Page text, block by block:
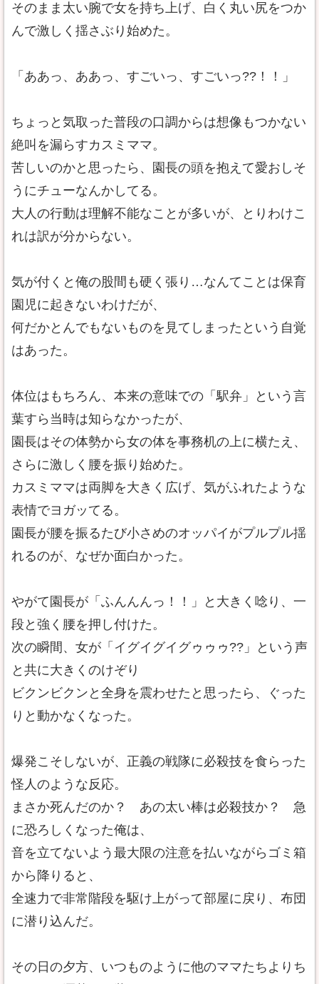
そのまま太い腕で女を持ち上げ、白く丸い尻をつか
んで激しく揺さぶり始めた。
「ああっ、ああっ、すごいっ、すごいっ??！！」
ちょっと気取った普段の口調からは想像もつかない
絶叫を漏らすカスミママ。
苦しいのかと思ったら、園長の頭を抱えて愛おしそ
うにチューなんかしてる。
大人の行動は理解不能なことが多いが、とりわけこ
れは訳が分からない。
気が付くと俺の股間も硬く張り…なんてことは保育
園児に起きないわけだが、
何だかとんでもないものを見てしまったという自覚
はあった。
体位はもちろん、本来の意味での「駅弁」という言
葉すら当時は知らなかったが、
園長はその体勢から女の体を事務机の上に横たえ、
さらに激しく腰を振り始めた。
カスミママは両脚を大きく広げ、気がふれたような
表情でヨガッてる。
園長が腰を振るたび小さめのオッパイがプルプル揺
れるのが、なぜか面白かった。
やがて園長が「ふんんんっ！！」と大きく唸り、一
段と強く腰を押し付けた。
次の瞬間、女が「イグイグイグゥゥゥ??」という声
と共に大きくのけぞり
ビクンビクンと全身を震わせたと思ったら、ぐった
りと動かなくなった。
爆発こそしないが、正義の戦隊に必殺技を食らった
怪人のような反応。
まさか死んだのか？ あの太い棒は必殺技か？ 急
に恐ろしくなった俺は、
音を立てないよう最大限の注意を払いながらゴミ箱
から降りると、
全速力で非常階段を駆け上がって部屋に戻り、布団
に潜り込んだ。
その日の夕方、いつものように他のママたちよりち